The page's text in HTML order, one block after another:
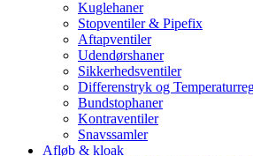
Kuglehaner
Stopventiler & Pipefix
Aftapventiler
Udendørshaner
Sikkerhedsventiler
Differenstryk og
Bundstophaner
Kontraventiler
Snavssamler
Afløb & kloak